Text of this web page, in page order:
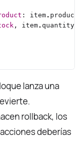
: item.
, item.
lanza una
rollback, los
deberías